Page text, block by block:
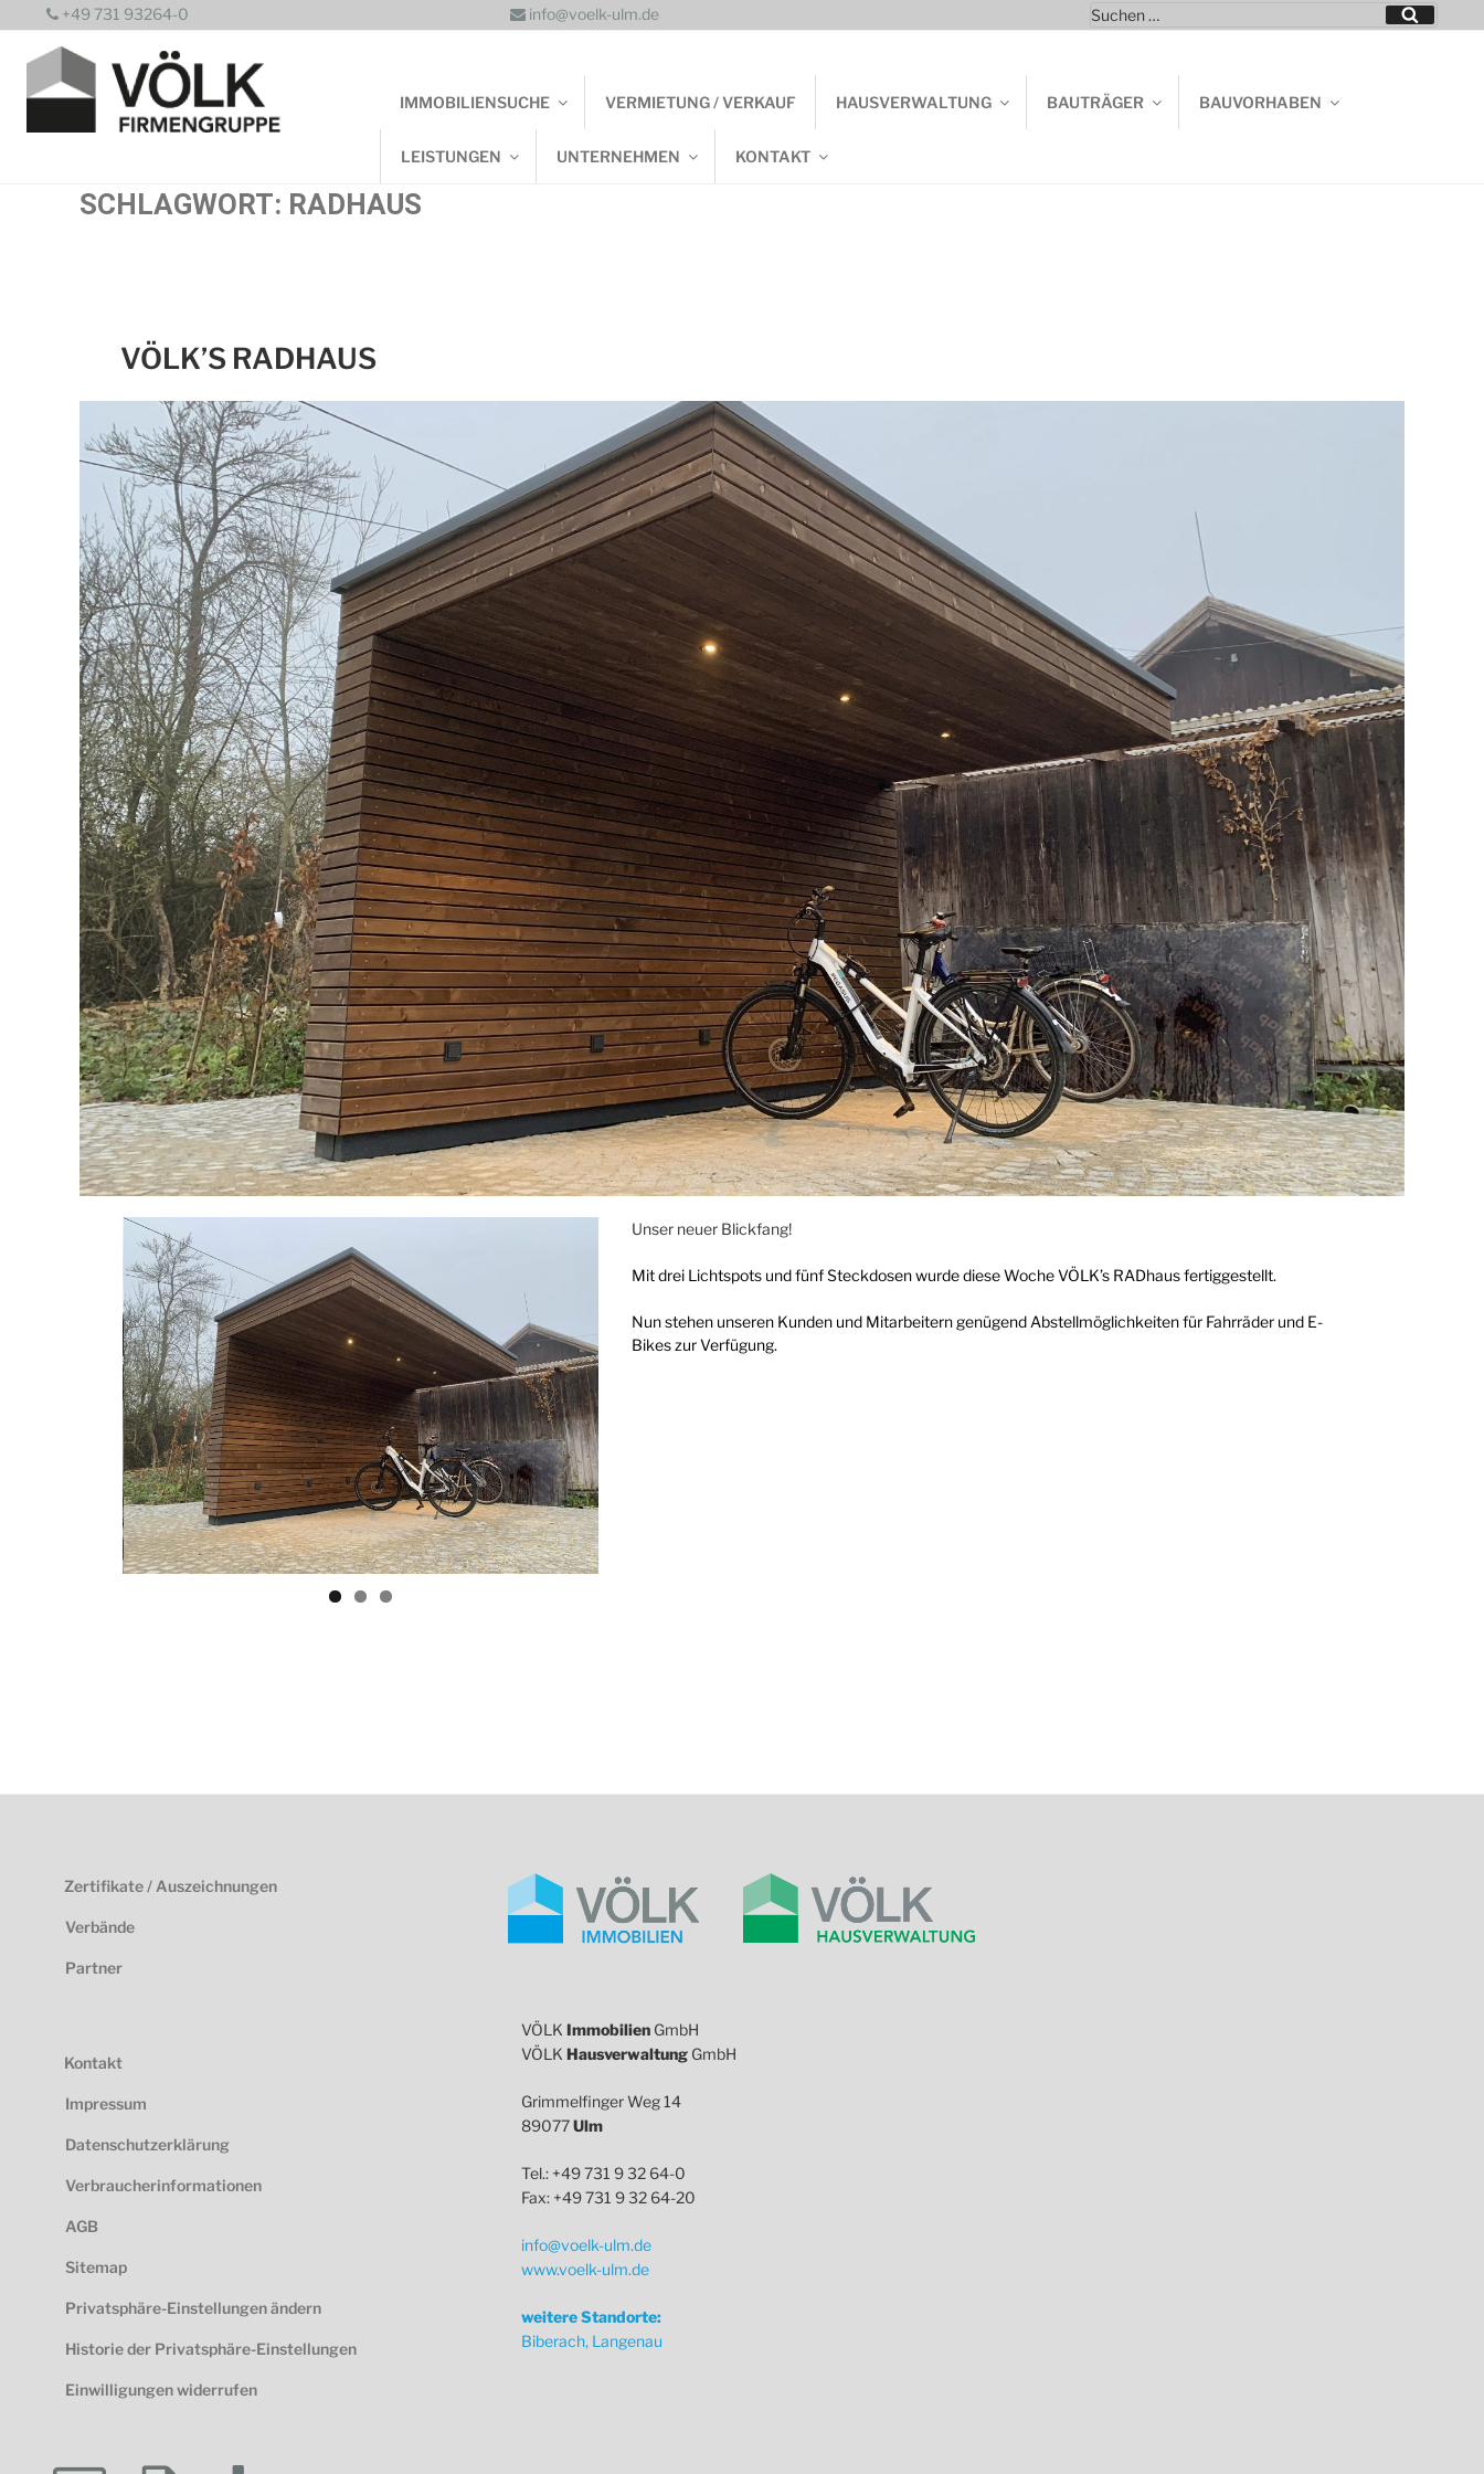
Inhalt
springen
+49 731 93264-0 info@voelk-ulm.de
Suchen
nach:
Suchen
IMMOBILIENSUCHE VERMIETUNG / VERKAUF HAUSVERWALTUNG BAUTRÄGER BAUVORHABEN
LEISTUNGEN UNTERNEHMEN KONTAKT
SCHLAGWORT: RADHAUS
VÖLK’S RADHAUS
Unser neuer Blickfang!
Mit drei Lichtspots und fünf Steckdosen wurde diese Woche VÖLK’s RADhaus fertiggestellt.
Nun stehen unseren Kunden und Mitarbeitern genügend Abstellmöglichkeiten für Fahrräder und E-
Bikes zur Verfügung.
Zertifikate / Auszeichnungen
Verbände
Partner
Kontakt
Impressum
Datenschutzerklärung
Verbraucherinformationen
AGB
Sitemap
Privatsphäre-Einstellungen ändern
Historie der Privatsphäre-Einstellungen
Einwilligungen widerrufen
VÖLK Immobilien GmbH
VÖLK Hausverwaltung GmbH
Grimmelfinger Weg 14
89077Ulm
Tel.: +49 731 9 32 64-0
Fax: +49 731 9 32 64-20
info@voelk-ulm.de
www.voelk-ulm.de
weitere Standorte:
Biberach, Langenau